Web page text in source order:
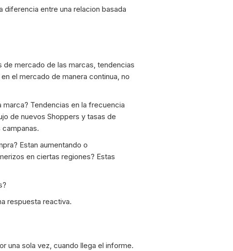
diferencia entre una relacion basada
mercado de las marcas, tendencias
el mercado de manera continua, no
Tendencias en la frecuencia
de nuevos Shoppers y tasas de
Estan aumentando o
en ciertas regiones? Estas
respuesta reactiva.
una sola vez, cuando llega el informe.